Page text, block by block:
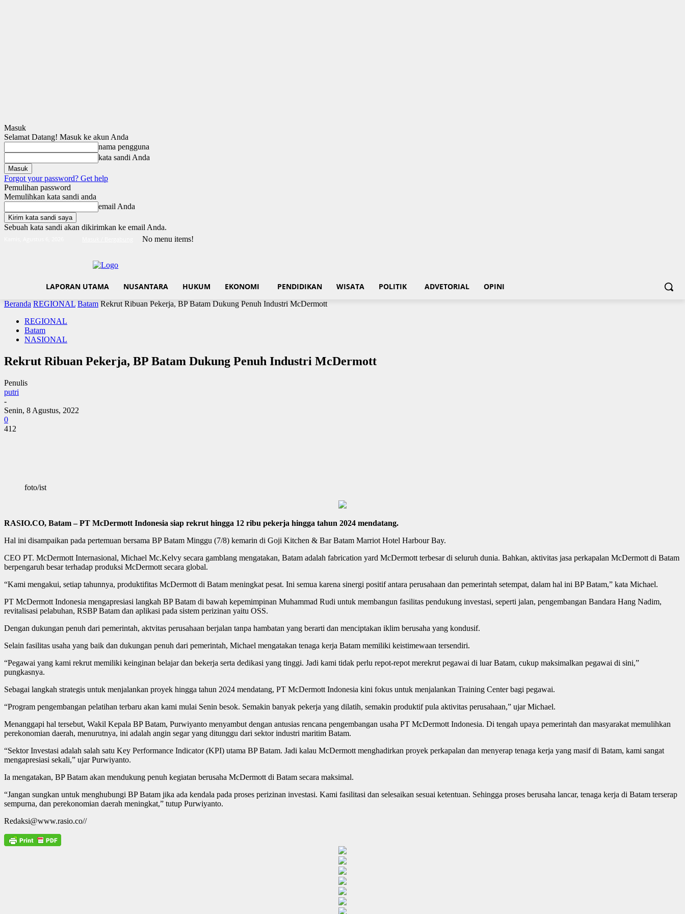
Masuk
Selamat Datang! Masuk ke akun Anda
nama pengguna
kata sandi Anda
Forgot your password? Get help
Pemulihan password
Memulihkan kata sandi anda
email Anda
Sebuah kata sandi akan dikirimkan ke email Anda.
No menu items!
LAPORAN UTAMA NUSANTARA HUKUM EKONOMI PENDIDIKAN WISATA POLITIK ADVETORIAL OPINI
Beranda REGIONAL Batam Rekrut Ribuan Pekerja, BP Batam Dukung Penuh Industri McDermott
REGIONAL
Batam
NASIONAL
Rekrut Ribuan Pekerja, BP Batam Dukung Penuh Industri McDermott
Penulis
putri
-
Senin, 8 Agustus, 2022
0
412
foto/ist
RASIO.CO, Batam – PT McDermott Indonesia siap rekrut hingga 12 ribu pekerja hingga tahun 2024 mendatang.
Hal ini disampaikan pada pertemuan bersama BP Batam Minggu (7/8) kemarin di Goji Kitchen & Bar Batam Marriot Hotel Harbour Bay.
CEO PT. McDermott Internasional, Michael Mc.Kelvy secara gamblang mengatakan, Batam adalah fabrication yard McDermott terbesar di seluruh dunia. Bahkan, aktivitas jasa perkapalan McDermott di Batam
berpengaruh besar terhadap produksi McDermott secara global.
“Kami mengakui, setiap tahunnya, produktifitas McDermott di Batam meningkat pesat. Ini semua karena sinergi positif antara perusahaan dan pemerintah setempat, dalam hal ini BP Batam,” kata Michael.
PT McDermott Indonesia mengapresiasi langkah BP Batam di bawah kepemimpinan Muhammad Rudi untuk membangun fasilitas pendukung investasi, seperti jalan, pengembangan Bandara Hang Nadim,
revitalisasi pelabuhan, RSBP Batam dan aplikasi pada sistem perizinan yaitu OSS.
Dengan dukungan penuh dari pemerintah, aktvitas perusahaan berjalan tanpa hambatan yang berarti dan menciptakan iklim berusaha yang kondusif.
Selain fasilitas usaha yang baik dan dukungan penuh dari pemerintah, Michael mengatakan tenaga kerja Batam memiliki keistimewaan tersendiri.
“Pegawai yang kami rekrut memiliki keinginan belajar dan bekerja serta dedikasi yang tinggi. Jadi kami tidak perlu repot-repot merekrut pegawai di luar Batam, cukup maksimalkan pegawai di sini,”
pungkasnya.
Sebagai langkah strategis untuk menjalankan proyek hingga tahun 2024 mendatang, PT McDermott Indonesia kini fokus untuk menjalankan Training Center bagi pegawai.
“Program pengembangan pelatihan terbaru akan kami mulai Senin besok. Semakin banyak pekerja yang dilatih, semakin produktif pula aktivitas perusahaan,” ujar Michael.
Menanggapi hal tersebut, Wakil Kepala BP Batam, Purwiyanto menyambut dengan antusias rencana pengembangan usaha PT McDermott Indonesia. Di tengah upaya pemerintah dan masyarakat memulihkan
perekonomian daerah, menurutnya, ini adalah angin segar yang ditunggu dari sektor industri maritim Batam.
“Sektor Investasi adalah salah satu Key Performance Indicator (KPI) utama BP Batam. Jadi kalau McDermott menghadirkan proyek perkapalan dan menyerap tenaga kerja yang masif di Batam, kami sangat
mengapresiasi sekali,” ujar Purwiyanto.
Ia mengatakan, BP Batam akan mendukung penuh kegiatan berusaha McDermott di Batam secara maksimal.
“Jangan sungkan untuk menghubungi BP Batam jika ada kendala pada proses perizinan investasi. Kami fasilitasi dan selesaikan sesuai ketentuan. Sehingga proses berusaha lancar, tenaga kerja di Batam terserap
sempurna, dan perekonomian daerah meningkat,” tutup Purwiyanto.
Redaksi@www.rasio.co//